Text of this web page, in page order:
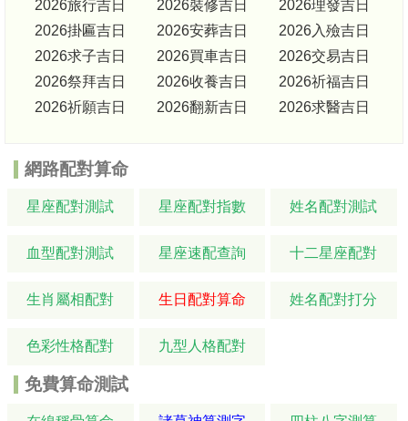
2026旅行吉日
2026裝修吉日
2026理發吉日
2026掛匾吉日
2026安葬吉日
2026入殮吉日
2026求子吉日
2026買車吉日
2026交易吉日
2026祭拜吉日
2026收養吉日
2026祈福吉日
2026祈願吉日
2026翻新吉日 2026求醫吉日
網路配對算命
星座配對測試 星座配對指數 姓名配對測試
血型配對測試 星座速配查詢 十二星座配對
生肖屬相配對 生日配對算命 姓名配對打分
色彩性格配對 九型人格配對
免費算命測試